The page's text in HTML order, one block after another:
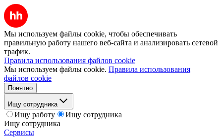
Мы используем файлы cookie, чтобы обеспечивать
правильную работу нашего веб-сайта и анализировать сетевой
трафик.
Правила использования файлов cookie
Мы используем файлы cookie. Правила использования
файлов cookie
Понятно
Ищу сотрудника
Ищу работу
Ищу сотрудника
Ищу сотрудника
Сервисы